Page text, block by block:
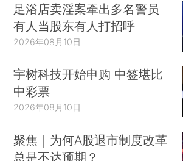
足浴店卖淫案牵出多名警员
有人当股东有人打招呼
2026年08月10日
宇树科技开始申购 中签堪比
中彩票
2026年08月10日
聚焦｜为何A股退市制度改革
总是不达预期？